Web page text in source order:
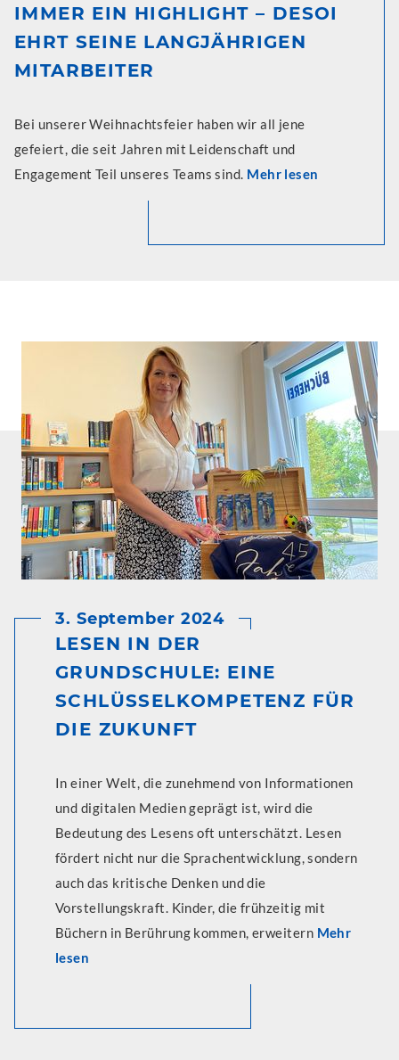
IMMER EIN HIGHLIGHT – DESOI
EHRT SEINE LANGJÄHRIGEN
MITARBEITER
Bei unserer Weihnachtsfeier haben wir all jene
gefeiert, die seit Jahren mit Leidenschaft und
Engagement Teil unseres Teams sind. Mehr lesen
3. September 2024
LESEN IN DER
GRUNDSCHULE: EINE
SCHLÜSSELKOMPETENZ FÜR
DIE ZUKUNFT
In einer Welt, die zunehmend von Informationen
und digitalen Medien geprägt ist, wird die
Bedeutung des Lesens oft unterschätzt. Lesen
fördert nicht nur die Sprachentwicklung, sondern
auch das kritische Denken und die
Vorstellungskraft. Kinder, die frühzeitig mit
Büchern in Berührung kommen, erweitern Mehr
lesen